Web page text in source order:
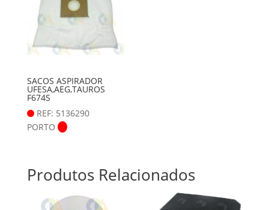
SACOS ASPIRADOR
UFESA,AEG,TAUROS
F674S
REF: 5136290
PORTO
Produtos Relacionados